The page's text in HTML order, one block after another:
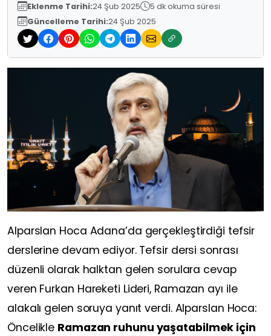
Eklenme Tarihi:24 Şub 2025
5 dk okuma süresi
Güncelleme Tarihi:24 Şub 2025
Alparslan Hoca Adana’da gerçekleştirdiği tefsir
derslerine devam ediyor. Tefsir dersi sonrası
düzenli olarak halktan gelen sorulara cevap
veren Furkan Hareketi Lideri, Ramazan ayı ile
alakalı gelen soruya yanıt verdi. Alparslan Hoca:
Öncelikle Ramazan ruhunu yaşatabilmek için